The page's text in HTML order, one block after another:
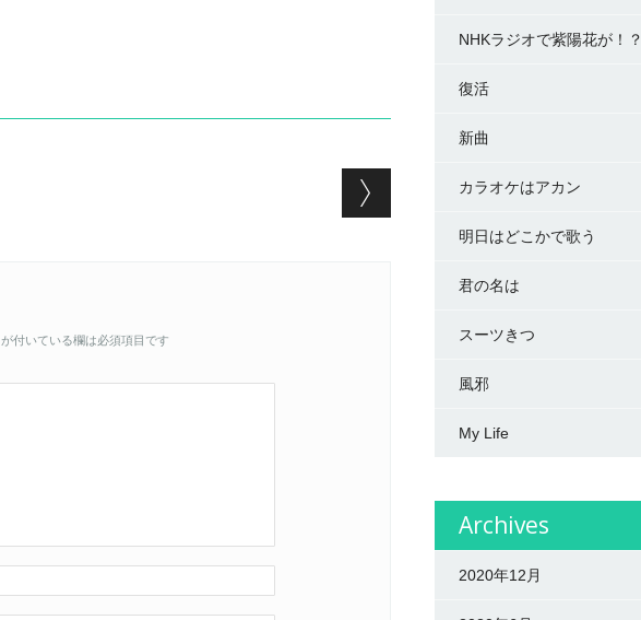
が付いている欄は必須項目です
NHKラジオで紫陽花が！？
復活
新曲
カラオケはアカン
明日はどこかで歌う
君の名は
スーツきつ
風邪
My Life
Archives
2020年12月